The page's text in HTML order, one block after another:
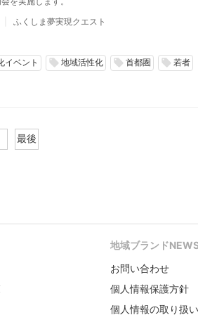
ふくしま夢実現クエスト
イベント local_offer 地域活性化 local_offer 首都圏 local_offer 若者
最後
地域ブランド
お問い合わせ
個人情報保護方針
個人情報の取り扱い